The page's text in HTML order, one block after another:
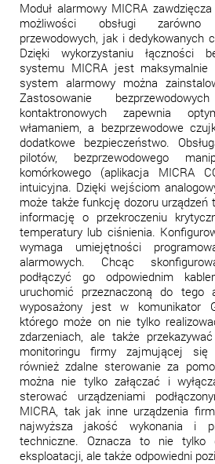
Moduł alarmowy MICRA
możliwości obsługi
przewodowych, jak i dedykowanych
Dzięki wykorzystaniu łączności
systemu MICRA jest maksymalnie
system alarmowy można
Zastosowanie
kontaktronowych zapewnia
włamaniem, a bezprzewodowe
dodatkowe bezpieczeństwo.
pilotów, bezprzewodowego
komórkowego (aplikacja MICRA
intuicyjna. Dzięki wejściom
może także funkcję dozoru urządzeń
informację o przekroczeniu
temperatury lub ciśnienia.
wymaga umiejętności
alarmowych. Chcąc
podłączyć go odpowiednim
uruchomić przeznaczoną do tego
wyposażony jest w komunikator
którego może on nie tylko
zdarzeniach, ale także
monitoringu firmy zajmującej
również zdalne sterowanie za
można nie tylko załączać i
sterować urządzeniami
MICRA, tak jak inne urządzenia
najwyższa jakość wykonania i
techniczne. Oznacza to nie tylko
eksploatacji, ale także odpowiedni